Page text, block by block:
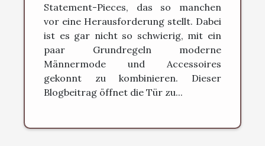
Statement-Pieces, das so manchen
vor eine Herausforderung stellt. Dabei
ist es gar nicht so schwierig, mit ein
paar Grundregeln moderne
Männermode und Accessoires
gekonnt zu kombinieren. Dieser
Blogbeitrag öffnet die Tür zu...